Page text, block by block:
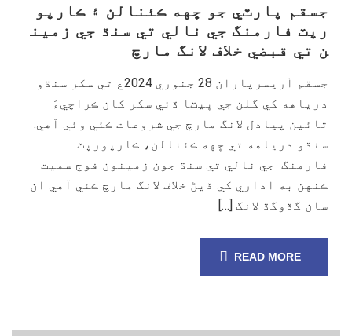
جسقم پارٽي جو ڇهه ڪئنالن ۽ ڪارپو
رپٽ فارمنگ جي نالي تي سنڌ جي زمين
ن تي قبضي خلاف لانگ مارچ
جسقم آريسرپاران 28 جنوري 2024ع تي سکر سنڌو
درياهه کي گلن جي ڀيٽا ڏئي سکر کان ڪراچيءَ
تائين پيادل لانگ مارچ جي شروعات ڪئي وئي آهي.
سنڌو درياهه تي ڇهه ڪئنالن، ڪارپورپٽ
فارمنگ جي نالي تي سنڌ جون زمينون فوج سميت
ڪنهن به اداري کي ڏيڻ خلاف لانگ مارچ ڪئي آهي ان
سان گڏوگڏ لانگ […]
READ MORE
25